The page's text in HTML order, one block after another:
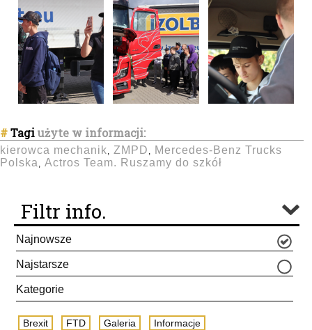
#Tagiużyte w informacji:
kierowca mechanik, ZMPD , Mercedes-Benz Trucks
Polska , Actros Team. Ruszamy do szkół
Filtr info.
Najnowsze
Najstarsze
Kategorie
Brexit FTD Galeria Informacje